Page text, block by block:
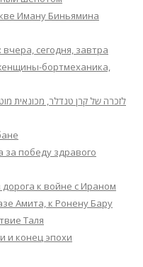
Иману Биньямина
сегодня, завтра
бортмеханика,
לזכרה של קרן טנדלר, מכונאית מוטסת
победу здравого
к войне с Ираном
Амита, к Ронену Бару
Таля
и конец эпохи